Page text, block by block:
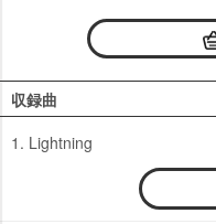
収録曲
1. Lightning